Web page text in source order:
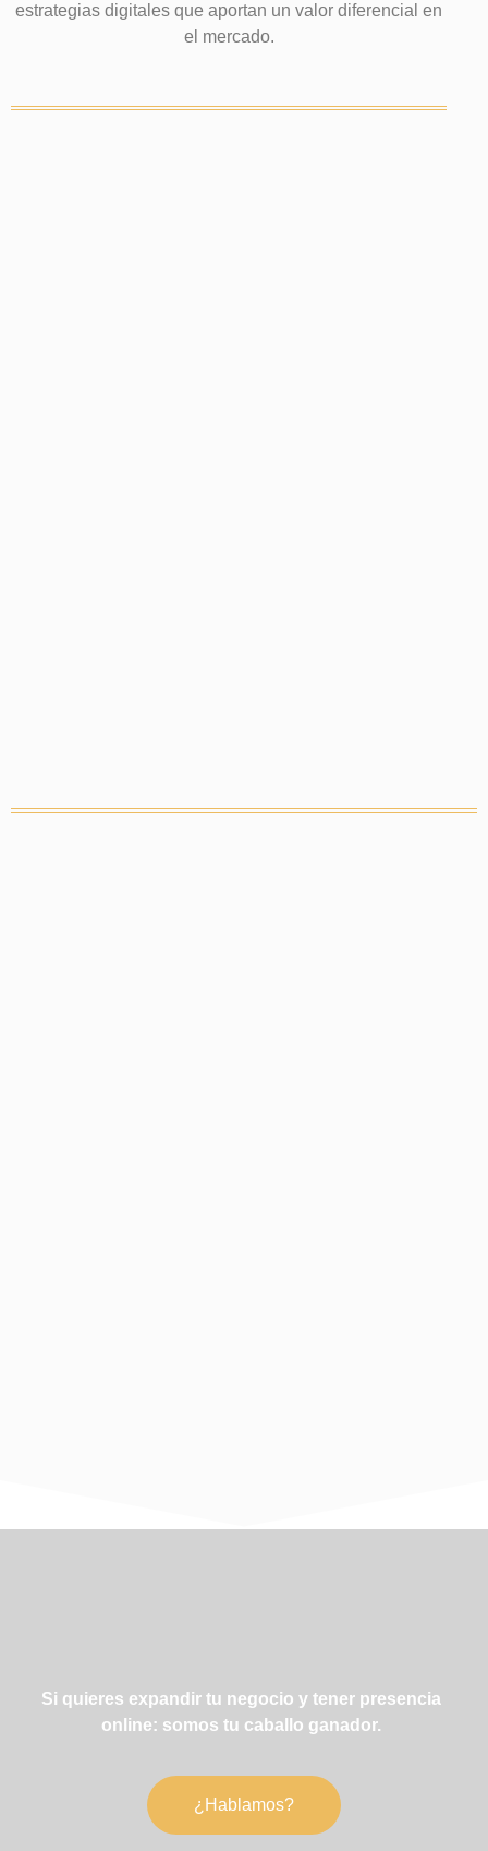
estrategias digitales que aportan un valor diferencial en
el mercado.
Si quieres expandir tu negocio y tener presencia
online: somos tu caballo ganador.
¿Hablamos?